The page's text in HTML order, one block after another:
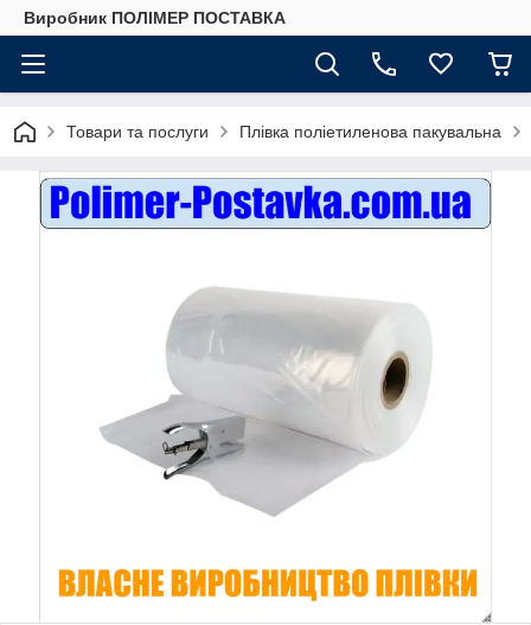
Виробник ПОЛІМЕР ПОСТАВКА
Товари та послуги Плівка поліетиленова пакувальна